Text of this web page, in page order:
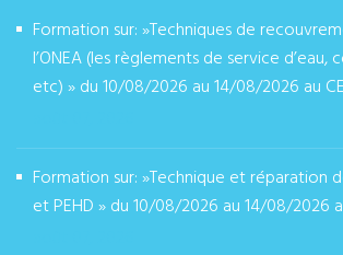
Formation sur: »Techniques de
l’ONEA (les règlements de service d’eau,
etc) » du 10/08/2026 au 14/08/2026 au
Formation sur: »Technique et réparation
et PEHD » du 10/08/2026 au 14/08/2026